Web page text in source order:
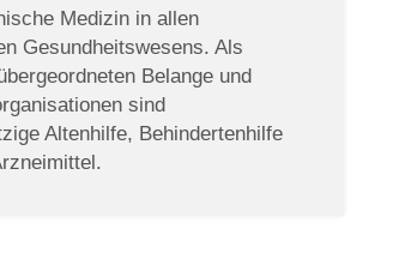
Medizin in allen
Gesundheitswesens. Als
Belange und
sind
Altenhilfe, Behindertenhilfe